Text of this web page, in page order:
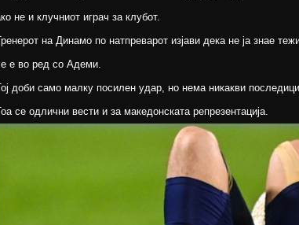
не и клучниот играч за клубот.
на Динамо по натпреварот изјави дека не ја знае
е во ред со Адеми.
доби само малку посилен удар, но нема никакви
се одлични вести и за македонската репрезентација.